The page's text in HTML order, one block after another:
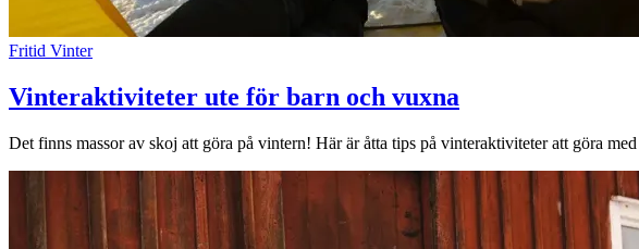
Fritid Vinter
Vinteraktiviteter ute för barn och vuxna
Det finns massor av skoj att göra på vintern! Här är åtta tips på vinteraktiviteter att göra